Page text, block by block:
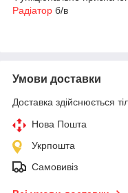
Радіатор б/в
Умови доставки
Доставка здійснюється
Нова Пошта
Укрпошта
Самовивіз